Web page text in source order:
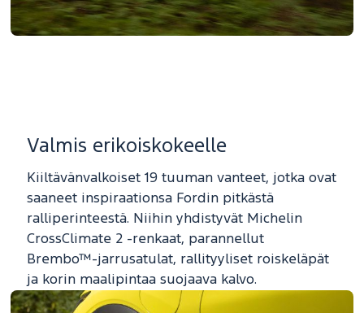
Valmis erikoiskokeelle
Kiiltävänvalkoiset 19 tuuman vanteet, jotka ovat
saaneet inspiraationsa Fordin pitkästä
ralliperinteestä. Niihin yhdistyvät Michelin
CrossClimate 2 -renkaat, parannellut
Brembo™-jarrusatulat, rallityyliset roiskeläpät
ja korin maalipintaa suojaava kalvo.